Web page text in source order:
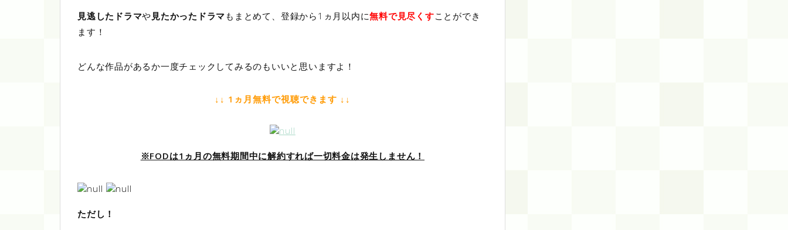
見逃したドラマや 見たかったドラマもまとめて、登録から1ヵ月以内に無料で見尽くすことができ
ます！
どんな作品があるか一度チェックしてみるのもいいと思いますよ！
↓↓ 1ヵ月無料で視聴できます ↓↓
※FODは1ヵ月の無料期間中に解約すれば一切料金は発生しません！
ただし！